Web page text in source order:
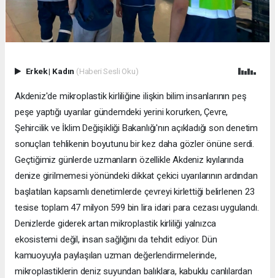
Erkek| Kadın (Haberi Sesli Oku)
Akdeniz'de mikroplastik kirliliğine ilişkin bilim insanlarının peş
peşe yaptığı uyarılar gündemdeki yerini korurken, Çevre,
Şehircilik ve İklim Değişikliği Bakanlığı'nın açıkladığı son denetim
sonuçları tehlikenin boyutunu bir kez daha gözler önüne serdi.
Geçtiğimiz günlerde uzmanların özellikle Akdeniz kıyılarında
denize girilmemesi yönündeki dikkat çekici uyarılarının ardından
başlatılan kapsamlı denetimlerde çevreyi kirlettiği belirlenen 23
tesise toplam 47 milyon 599 bin lira idari para cezası uygulandı.
Denizlerde giderek artan mikroplastik kirliliği yalnızca
ekosistemi değil, insan sağlığını da tehdit ediyor. Dün
kamuoyuyla paylaşılan uzman değerlendirmelerinde,
mikroplastiklerin deniz suyundan balıklara, kabuklu canlılardan